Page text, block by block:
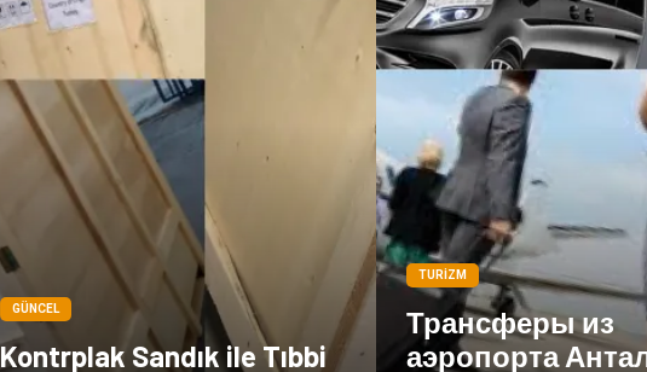
GÜNCEL
Kontrplak Sandık ile Tıbbi
TURIZM
Трансферы из
аэропорта